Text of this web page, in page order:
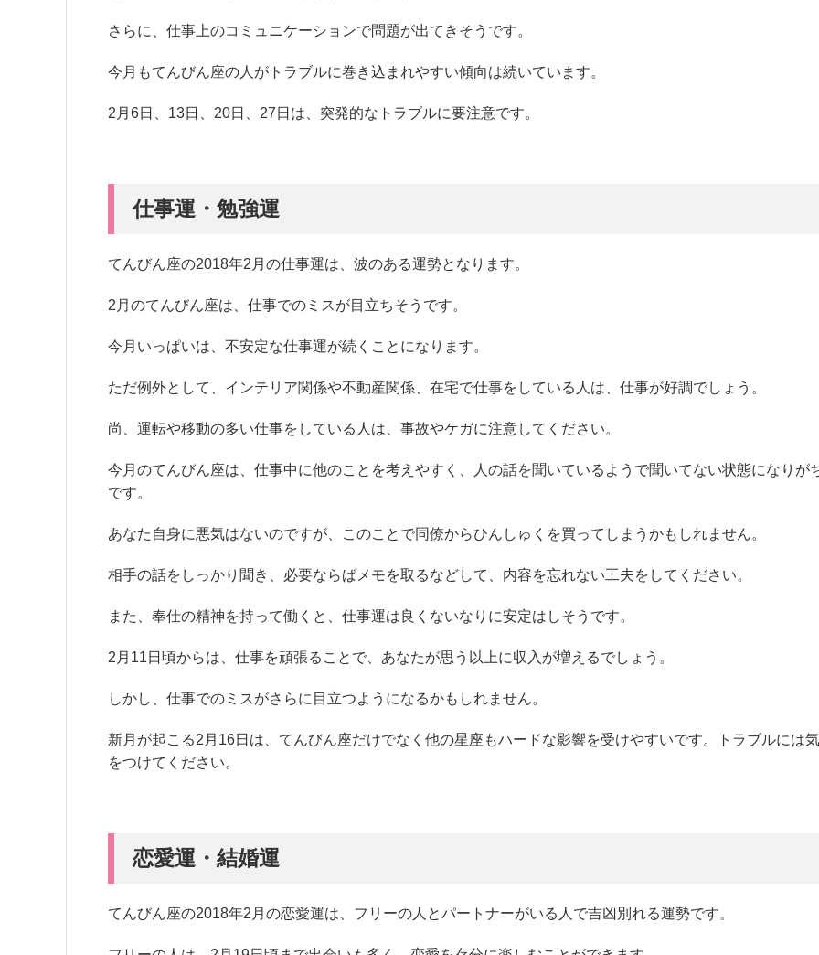
さらに、仕事上のコミュニケーションで問題が出てきそうです。
今月もてんびん座の人がトラブルに巻き込まれやすい傾向は続いています。
2月6日、13日、20日、27日は、突発的なトラブルに要注意です。
仕事運・勉強運
てんびん座の2018年2月の仕事運は、波のある運勢となります。
2月のてんびん座は、仕事でのミスが目立ちそうです。
今月いっぱいは、不安定な仕事運が続くことになります。
ただ例外として、インテリア関係や不動産関係、在宅で仕事をしている人は、仕事が好調でしょう。
尚、運転や移動の多い仕事をしている人は、事故やケガに注意してください。
今月のてんびん座は、仕事中に他のことを考えやすく、人の話を聞いているようで聞いてない状態になりが
です。
あなた自身に悪気はないのですが、このことで同僚からひんしゅくを買ってしまうかもしれません。
相手の話をしっかり聞き、必要ならばメモを取るなどして、内容を忘れない工夫をしてください。
また、奉仕の精神を持って働くと、仕事運は良くないなりに安定はしそうです。
2月11日頃からは、仕事を頑張ることで、あなたが思う以上に収入が増えるでしょう。
しかし、仕事でのミスがさらに目立つようになるかもしれません。
新月が起こる2月16日は、てんびん座だけでなく他の星座もハードな影響を受けやすいです。トラブルには気
をつけてください。
恋愛運・結婚運
てんびん座の2018年2月の恋愛運は、フリーの人とパートナーがいる人で吉凶別れる運勢です。